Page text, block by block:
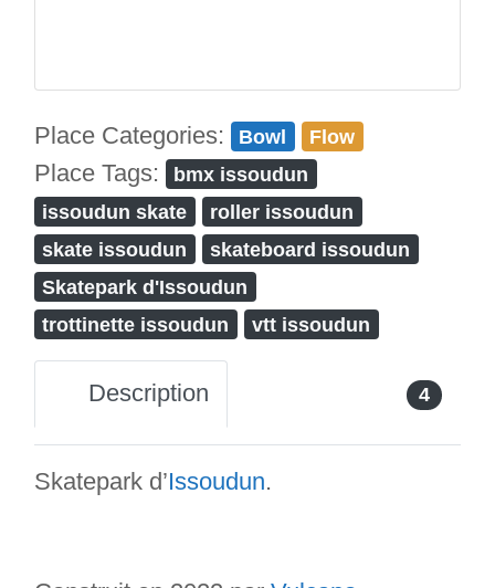
Place Categories: Bowl Flow
Place Tags:
bmx issoudun
issoudun skate
roller issoudun
skate issoudun
skateboard issoudun
Skatepark d'Issoudun
trottinette issoudun
vtt issoudun
Description 4
Skatepark d’Issoudun.